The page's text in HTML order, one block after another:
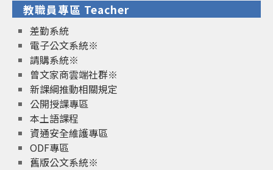
教職員專區 Teacher
差勤系統
電子公文系統※
請購系統※
曾文家商雲端社群※
新課綱推動相關規定
公開授課專區
本土語課程
資通安全維護專區
ODF專區
舊版公文系統※